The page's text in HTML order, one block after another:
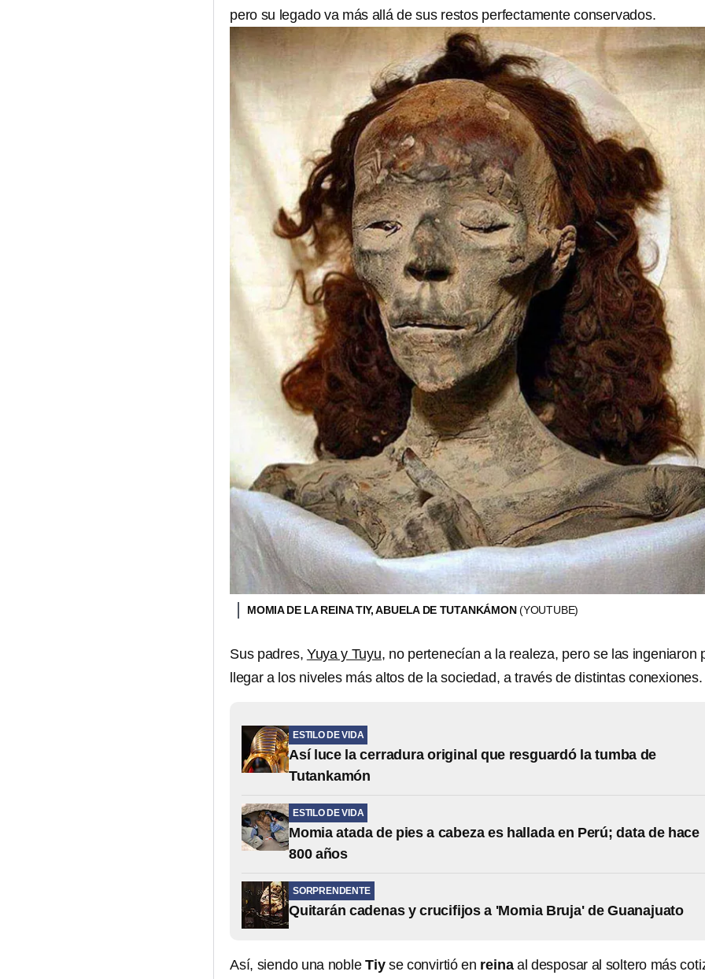
pero su legado va más allá de sus restos perfectamente conservados.
MOMIA DE LA REINA TIY, ABUELA DE TUTANKÁMON(YOUTUBE)
Sus padres, Yuya y Tuyu, no pertenecían a la realeza, pero se las ingeniaron
llegar a los niveles más altos de la sociedad, a través de distintas conexiones.
ESTILO DE VIDA
Así luce la cerradura original que resguardó la tumba de
Tutankamón
ESTILO DE VIDA
Momia atada de pies a cabeza es hallada en Perú; data de hace
800 años
SORPRENDENTE
Quitarán cadenas y crucifijos a 'Momia Bruja' de Guanajuato
Así, siendo una noble Tiyse convirtió en reinaal desposar al soltero más